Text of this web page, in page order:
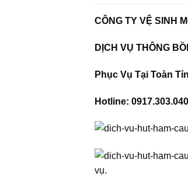
CÔNG TY VỆ SINH
DỊCH VỤ THÔNG
Phục Vụ Tại Toàn
Hotline: 0917.303.040
vụ.